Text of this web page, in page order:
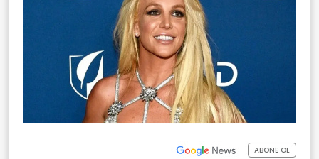
ABONE OL